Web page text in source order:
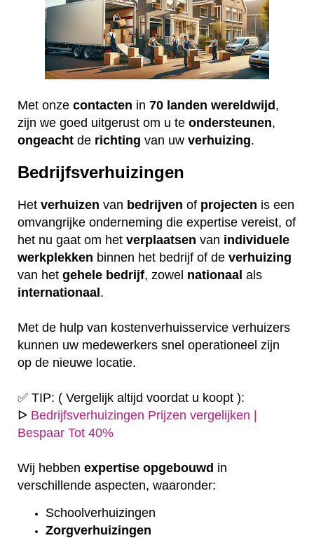
Met onze contacten in 70 landen wereldwijd,
zijn we goed uitgerust om u te ondersteunen,
ongeacht de richting van uw verhuizing.
Bedrijfsverhuizingen
Het verhuizen van bedrijven of projecten is een
omvangrijke onderneming die expertise vereist, of
het nu gaat om het verplaatsen van individuele
werkplekken binnen het bedrijf of de verhuizing
van het gehele bedrijf, zowel nationaal als
internationaal .
Met de hulp van kostenverhuisservice verhuizers
kunnen uw medewerkers snel operationeel zijn
op de nieuwe locatie.
✅ TIP: ( Vergelijk altijd voordat u koopt ):
ᐅ Bedrijfsverhuizingen Prijzen vergelijken |
Bespaar Tot 40%
Wij hebben expertise opgebouwd in
verschillende aspecten, waaronder:
Schoolverhuizingen
Zorgverhuizingen